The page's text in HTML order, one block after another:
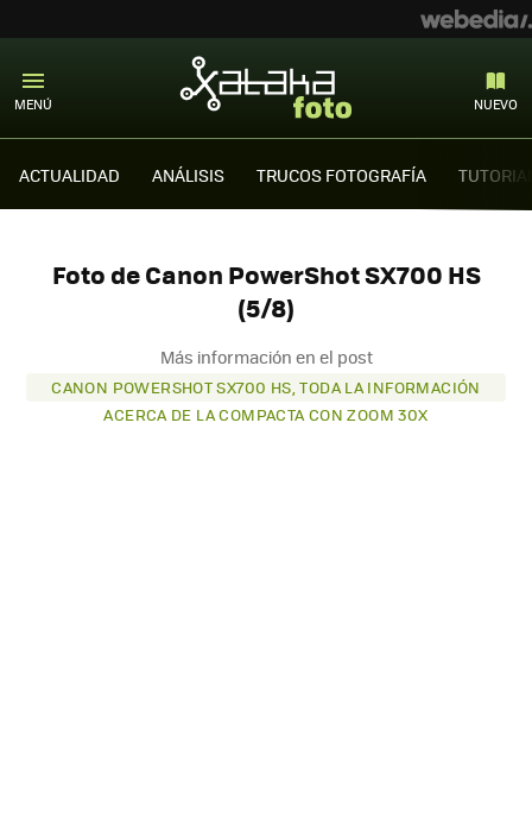
MENÚ NUEVO
ACTUALIDAD ANÁLISIS TRUCOS FOTOGRAFÍA
Foto de Canon PowerShot SX700 HS
(5/8)
Más información en el post
CANON POWERSHOT SX700 HS, TODA LA INFORMACIÓN
ACERCA DE LA COMPACTA CON ZOOM 30X